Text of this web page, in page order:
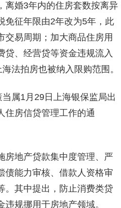
离婚3年内的住房套数按离异
免征年限由2年改为5年，此
交易周期；加大商品住房用
贷、经营贷等资金违规流入
法拍房也被纳入限购范围。
当属1月29日上海银保监局出
住房信贷管理工作的通
房地产贷款集中度管理、严
债能力审核、借款人资格审
。其中提出，防止消费类贷
规挪用于房地产领域。